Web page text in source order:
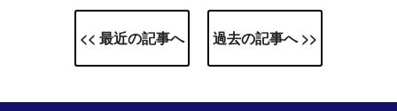
<< 最近の記事へ 過去の記事へ >>